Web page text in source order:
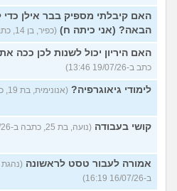
האם קיבלתי מספיק בבר אילן
הבאה? (אני כיתה ח) (כפיר, בן 14, כתב ב-19/07/26 13:57)
האם היריון יכול לשנות לכן ככה
כתב ב-19/07/26 13:46)
לימודי גיאוגרפיה? (אנונימית, בת 19, כתבה ב-19/07/26 13:37)
קושי בעבודה (נועה, בת 25, כתבה ב-16/07/26 16:28)
אמורה לעבור טסט לראשונה
ב-16/07/26 16:19)